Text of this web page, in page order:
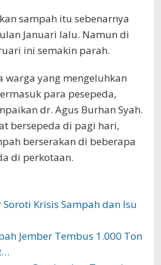
sampah itu sebenarnya
Januari lalu. Namun di
ini semakin parah.
warga yang mengeluhkan
para pesepeda,
dr. Agus Burhan Syah.
bersepeda di pagi hari,
berserakan di beberapa
di perkotaan.
Soroti Krisis Sampah dan Isu
Jember Tembus 1.000 Ton